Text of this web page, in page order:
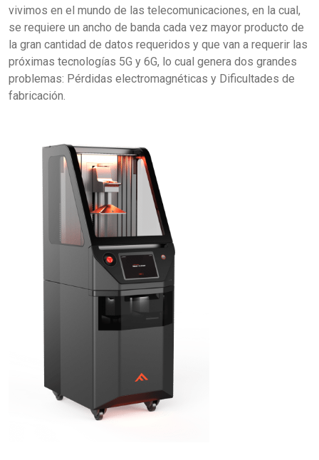
vivimos en el mundo de las telecomunicaciones, en la cual,
se requiere un ancho de banda cada vez mayor producto de
la gran cantidad de datos requeridos y que van a requerir las
próximas tecnologías 5G y 6G, lo cual genera dos grandes
problemas: Pérdidas electromagnéticas y Dificultades de
fabricación.